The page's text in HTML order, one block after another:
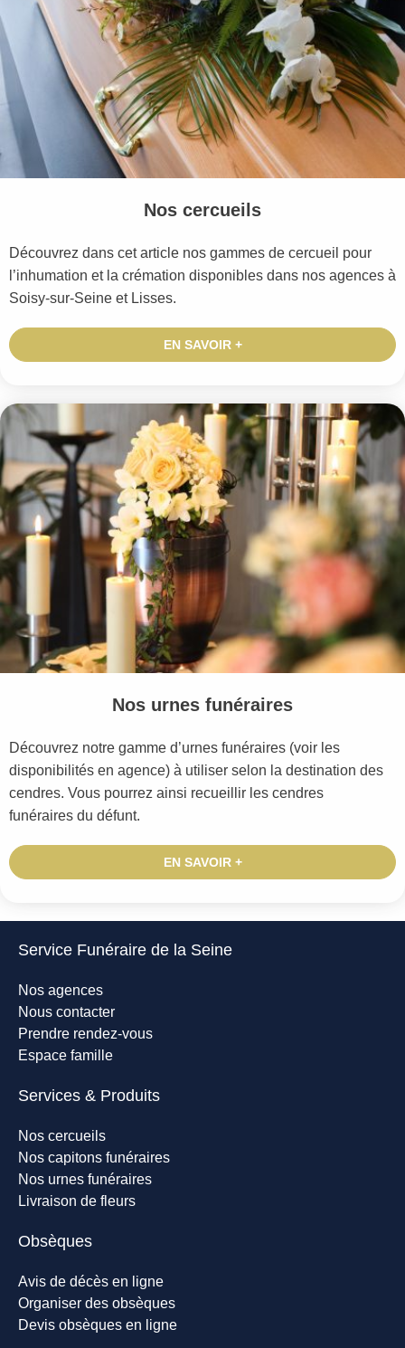
Nos cercueils
Découvrez dans cet article nos gammes de cercueil pour
l’inhumation et la crémation disponibles dans nos agences à
Soisy-sur-Seine et Lisses.
EN SAVOIR +
Nos urnes funéraires
Découvrez notre gamme d’urnes funéraires (voir les
disponibilités en agence) à utiliser selon la destination des
cendres. Vous pourrez ainsi recueillir les cendres
funéraires du défunt.
EN SAVOIR +
Service Funéraire de la Seine
Nos agences
Nous contacter
Prendre rendez-vous
Espace famille
Services & Produits
Nos cercueils
Nos capitons funéraires
Nos urnes funéraires
Livraison de fleurs
Obsèques
Avis de décès en ligne
Organiser des obsèques
Devis obsèques en ligne